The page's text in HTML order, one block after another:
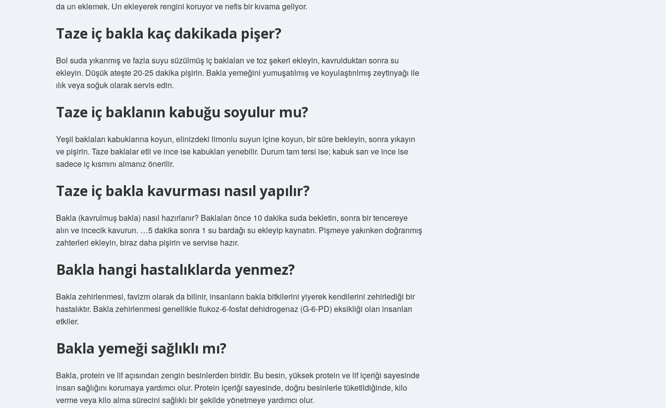
da un eklemek. Un ekleyerek rengini koruyor ve nefis bir kıvama geliyor.
Taze iç bakla kaç dakikada pişer?
Bol suda yıkanmış ve fazla suyu süzülmüş iç baklaları ve toz şekeri ekleyin, kavrulduktan sonra su
ekleyin. Düşük ateşte 20-25 dakika pişirin. Bakla yemeğini yumuşatılmış ve koyulaştırılmış zeytinyağı ile
ılık veya soğuk olarak servis edin.
Taze iç baklanın kabuğu soyulur mu?
Yeşil baklaları kabuklarına koyun, elinizdeki limonlu suyun içine koyun, bir süre bekleyin, sonra yıkayın
ve pişirin. Taze baklalar etli ve ince ise kabukları yenebilir. Durum tam tersi ise; kabuk sarı ve ince ise
sadece iç kısmını almanız önerilir.
Taze iç bakla kavurması nasıl yapılır?
Bakla (kavrulmuş bakla) nasıl hazırlanır? Baklaları önce 10 dakika suda bekletin, sonra bir tencereye
alın ve incecik kavurun. …5 dakika sonra 1 su bardağı su ekleyip kaynatın. Pişmeye yakınken doğranmış
zahterleri ekleyin, biraz daha pişirin ve servise hazır.
Bakla hangi hastalıklarda yenmez?
Bakla zehirlenmesi, favizm olarak da bilinir, insanların bakla bitkilerini yiyerek kendilerini zehirlediği bir
hastalıktır. Bakla zehirlenmesi genellikle flukoz-6-fosfat dehidrogenaz (G-6-PD) eksikliği olan insanları
etkiler.
Bakla yemeği sağlıklı mı?
Bakla, protein ve lif açısından zengin besinlerden biridir. Bu besin, yüksek protein ve lif içeriği sayesinde
insan sağlığını korumaya yardımcı olur. Protein içeriği sayesinde, doğru besinlerle tüketildiğinde, kilo
verme veya kilo alma sürecini sağlıklı bir şekilde yönetmeye yardımcı olur.